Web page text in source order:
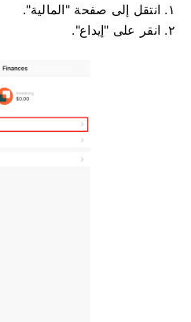
١. انتقل إلى صفحة "المالية".
٢. انقر على "إيداع".